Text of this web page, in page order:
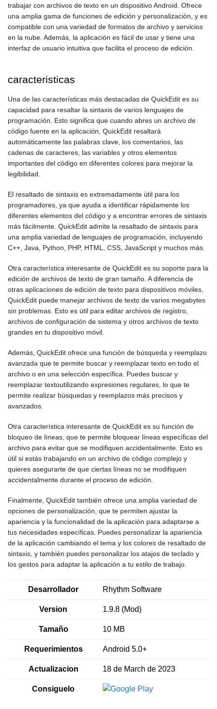
trabajar con archivos de texto en un dispositivo Android. Ofrece
una amplia gama de funciones de edición y personalización, y es
compatible con una variedad de formatos de archivo y servicios
en la nube. Además, la aplicación es fácil de usar y tiene una
interfaz de usuario intuitiva que facilita el proceso de edición.
caracteristicas
Una de las características más destacadas de QuickEdit es su
capacidad para resaltar la sintaxis de varios lenguajes de
programación. Esto significa que cuando abres un archivo de
código fuente en la aplicación, QuickEdit resaltará
automáticamente las palabras clave, los comentarios, las
cadenas de caracteres, las variables y otros elementos
importantes del código en diferentes colores para mejorar la
legibilidad.
El resaltado de sintaxis es extremadamente útil para los
programadores, ya que ayuda a identificar rápidamente los
diferentes elementos del código y a encontrar errores de sintaxis
más fácilmente. QuickEdit admite la resaltado de sintaxis para
una amplia variedad de lenguajes de programación, incluyendo
C++, Java, Python, PHP, HTML, CSS, JavaScript y muchos más.
Otra característica interesante de QuickEdit es su soporte para la
edición de archivos de texto de gran tamaño. A diferencia de
otras aplicaciones de edición de texto para dispositivos móviles,
QuickEdit puede manejar archivos de texto de varios megabytes
sin problemas. Esto es útil para editar archivos de registro,
archivos de configuración de sistema y otros archivos de texto
grandes en tu dispositivo móvil.
Además, QuickEdit ofrece una función de búsqueda y reemplazo
avanzada que te permite buscar y reemplazar texto en todo el
archivo o en una selección específica. Puedes buscar y
reemplazar textoutilizando expresiones regulares, lo que te
permite realizar búsquedas y reemplazos más precisos y
avanzados.
Otra característica interesante de QuickEdit es su función de
bloqueo de líneas, que te permite bloquear líneas específicas del
archivo para evitar que se modifiquen accidentalmente. Esto es
útil si estás trabajando en un archivo de código complejo y
quieres asegurarte de que ciertas líneas no se modifiquen
accidentalmente durante el proceso de edición.
Finalmente, QuickEdit también ofrece una amplia variedad de
opciones de personalización, que te permiten ajustar la
apariencia y la funcionalidad de la aplicación para adaptarse a
tus necesidades específicas. Puedes personalizar la apariencia
de la aplicación cambiando el tema y los colores de resaltado de
sintaxis, y también puedes personalizar los atajos de teclado y
los gestos para adaptar la aplicación a tu estilo de trabajo.
Desarrollador Rhythm Software
Version 1.9.8 (Mod)
Tamaño 10 MB
Requerimientos Android 5.0+
Actualizacion 18 de March de 2023
Consiguelo